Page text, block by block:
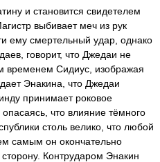
и становится свидетелем
выбивает меч из рук
ему смертельный удар, однако
говорит, что Джедаи не
временем Сидиус, изображая
Энакина, что Джедаи
принимает роковое
что влияние тёмного
столь велико, что любой
самым он окончательно
Контрударом Энакин